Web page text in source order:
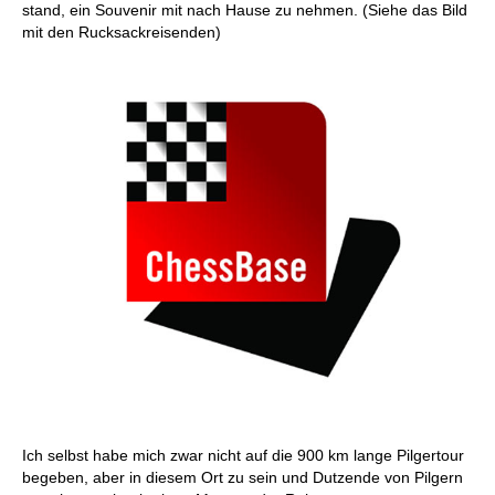
stand, ein Souvenir mit nach Hause zu nehmen. (Siehe das Bild
mit den Rucksackreisenden)
Ich selbst habe mich zwar nicht auf die 900 km lange Pilgertour
begeben, aber in diesem Ort zu sein und Dutzende von Pilgern